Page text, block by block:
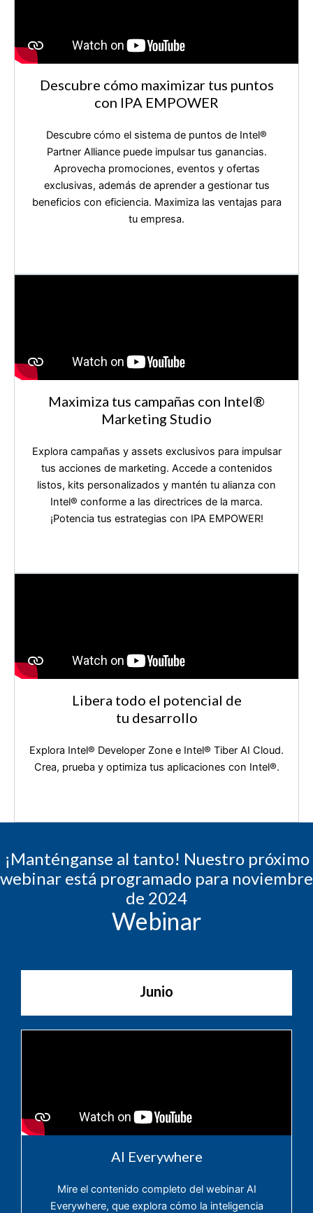
Descubre cómo maximizar tus puntos
con IPA EMPOWER
Descubre cómo el sistema de puntos de Intel®️
Partner Alliance puede impulsar tus ganancias.
Aprovecha promociones, eventos y ofertas
exclusivas, además de aprender a gestionar tus
beneficios con eficiencia. Maximiza las ventajas para
tu empresa.
Maximiza tus campañas con Intel®️
Marketing Studio
Explora campañas y assets exclusivos para impulsar
tus acciones de marketing. Accede a contenidos
listos, kits personalizados y mantén tu alianza con
Intel®️ conforme a las directrices de la marca.
¡Potencia tus estrategias con IPA EMPOWER!
Libera todo el potencial de
tu desarrollo
Explora Intel®️ Developer Zone e Intel®️ Tiber AI Cloud.
Crea, prueba y optimiza tus aplicaciones con Intel®️.
¡Manténganse al tanto! Nuestro próximo
webinar está programado para noviembre
de 2024
Webinar
Junio
AI Everywhere
Mire el contenido completo del webinar AI
Everywhere, que explora cómo la inteligencia